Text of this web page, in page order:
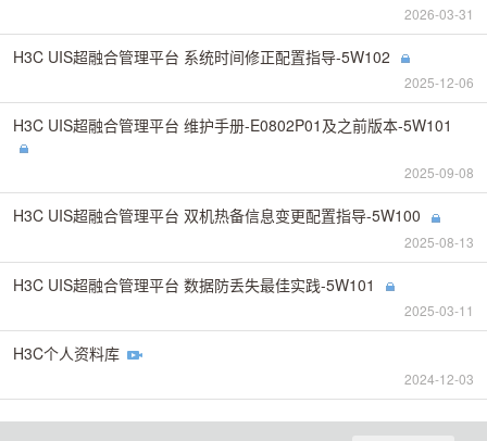
2026-03-31
H3C UIS超融合管理平台 系统时间修正配置指导-5W102
2025-12-06
H3C UIS超融合管理平台 维护手册-E0802P01及之前版本-5W101
2025-09-08
H3C UIS超融合管理平台 双机热备信息变更配置指导-5W100
2025-08-13
H3C UIS超融合管理平台 数据防丢失最佳实践-5W101
2025-03-11
H3C个人资料库
2024-12-03